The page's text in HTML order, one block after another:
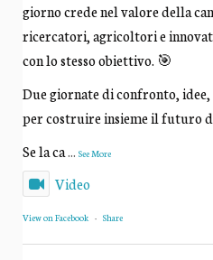
giorno crede nel valore della
ricercatori, agricoltori e
con lo stesso obiettivo. 🎯
Due giornate di confronto,
per costruire insieme il futuro
Se la ca... See More
Video
View on Facebook · Share